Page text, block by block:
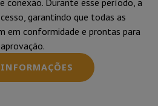
conexão. Durante esse período, a
garantindo que todas as
em conformidade e prontas para
aprovação.